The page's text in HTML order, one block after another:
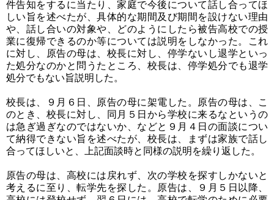
件告知をするに当たり、家庭で今後について話し合ってほ
しい旨を述べたが、具体的な期間及び期間を設けない理由
や、話し合いの対象や、どのようにしたら被告高校での授
業に復帰できるのか等については説明をしなかった。これ
に対し、原告の母は、校長に対し、停学ないし退学といっ
た処分なのかと問うたところ、校長は、停学処分でも退学
処分でもない旨説明した。
校長は、９月６日、原告の母に架電した。原告の母は、こ
のとき、校長に対し、同月５日から学校に来るなというの
は急ぎ過ぎなのではないか、などと９月４日の面談につい
て納得できない旨を述べたが、校長は、まずは家族で話し
合ってほしいと、上記面談時と同様の説明を繰り返した。
原告の母は、高校には戻れず、次の学校を探すしかないと
考えるに至り、転学先を探した。原告は、９月５日以降、